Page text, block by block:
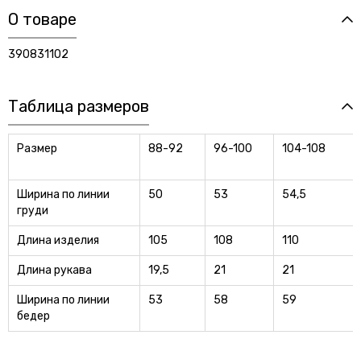
О товаре
390831102
Таблица размеров
Размер 88-92 96-100 104-108
Ширина по линии
груди
50 53 54,5
Длина изделия 105 108 110
Длина рукава 19,5 21 21
Ширина по линии
бедер
53 58 59